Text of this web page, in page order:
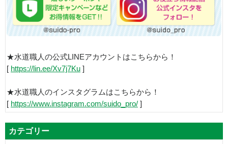
★水道職人の公式LINEアカウントはこちらから！
[ https://lin.ee/Xv7j7Ku ]
★水道職人のインスタグラムはこちらから！
[ https://www.instagram.com/suido_pro/ ]
カテゴリー